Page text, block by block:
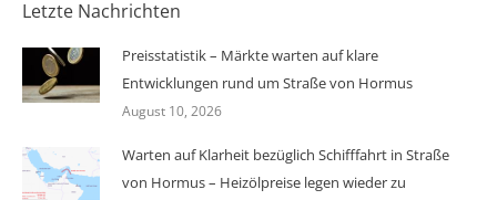
Letzte Nachrichten
Preisstatistik – Märkte warten auf klare
Entwicklungen rund um Straße von Hormus
August 10, 2026
Warten auf Klarheit bezüglich Schifffahrt in Straße
von Hormus – Heizölpreise legen wieder zu